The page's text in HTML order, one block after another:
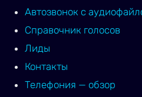
Автозвонок с
Справочник голосов
Лиды
Контакты
Телефония — обзор